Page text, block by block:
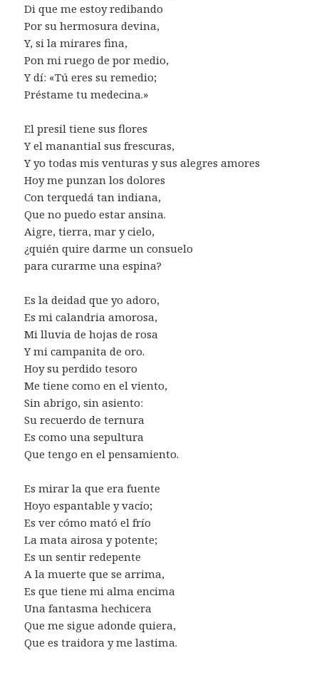
Di que me estoy redibando
Por su hermosura devina,
Y, si la mirares fina,
Pon mi ruego de por medio,
Y dí: «Tú eres su remedio;
Préstame tu medecina.»
El presil tiene sus flores
Y el manantial sus frescuras,
Y yo todas mis venturas y sus alegres amores
Hoy me punzan los dolores
Con terquedá tan indiana,
Que no puedo estar ansina.
Aigre, tierra, mar y cielo,
¿quién quire darme un consuelo
para curarme una espina?
Es la deidad que yo adoro,
Es mi calandria amorosa,
Mi lluvia de hojas de rosa
Y mi campanita de oro.
Hoy su perdido tesoro
Me tiene como en el viento,
Sin abrigo, sin asiento:
Su recuerdo de ternura
Es como una sepultura
Que tengo en el pensamiento.
Es mirar la que era fuente
Hoyo espantable y vacío;
Es ver cómo mató el frío
La mata airosa y potente;
Es un sentir redepente
A la muerte que se arrima,
Es que tiene mi alma encima
Una fantasma hechicera
Que me sigue adonde quiera,
Que es traidora y me lastima.